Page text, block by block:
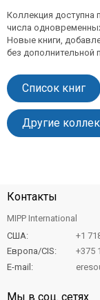
Коллекция доступна
числа
Новые книги,
без дополнительной
Список книг
Другие
Контакты
MIPP International
США:
+1
Европа/CIS:
+375
E-mail:
Мы в соц. сетях